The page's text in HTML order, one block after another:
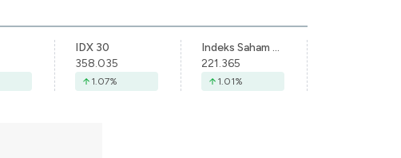
IDX 30
358.035
1.07%
Indeks Saham Syariah Indonesia
221.365
1.01%